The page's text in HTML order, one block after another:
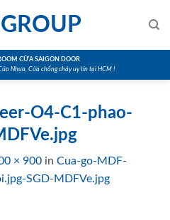
CỬA SAIGON DOOR
Nhựa, Cửa chống cháy uy tín tại HCM !
O4-C1-phao-
× 900 in Cua-go-MDF-
SGD-MDFVe.jpg